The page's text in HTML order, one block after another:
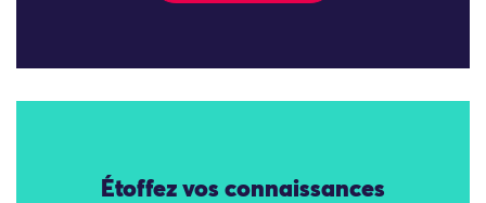
Étoffez vos connaissances